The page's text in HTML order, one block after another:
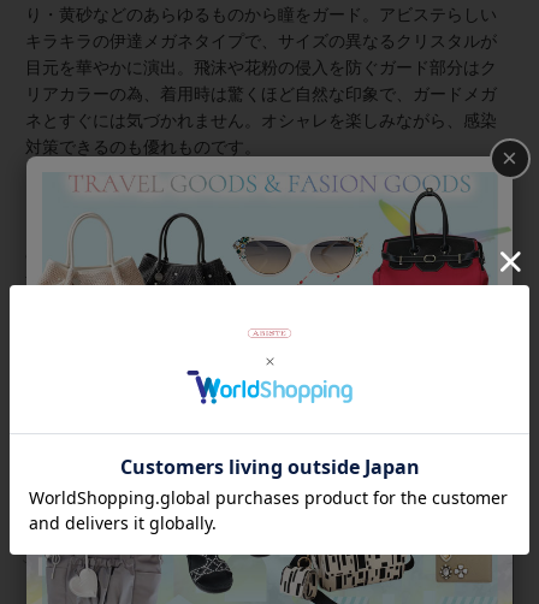
り・黄砂などのあらゆるものから瞳をガード。アビステらしい
キラキラの伊達メガネタイプで、サイズの異なるクリスタルが
目元を華やかに演出。飛沫や花粉の侵入を防ぐガード部分はク
リアカラーの為、着用時は驚くほど自然な印象で、ガードメガ
ネとすぐには気づかれません。オシャレを楽しみながら、感染
対策できるのも優れものです。
マスクの併用によるレンズ曇りのわずらわしさを軽減するた
め、曇り止めレンズを使用。
紫外線も99%カットします。
返品について
×